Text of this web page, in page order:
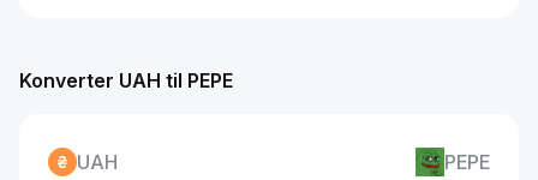
Konverter UAH til PEPE
UAH PEPE